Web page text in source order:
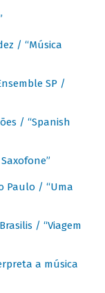
/ “Música
SP /
/ “Spanish
Paulo / “Uma
/ “Viagem
a música